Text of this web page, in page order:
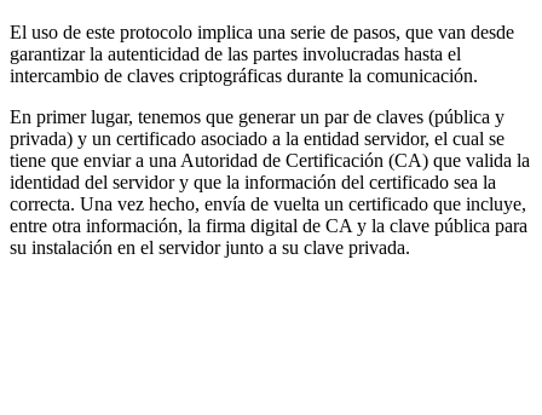
El uso de este protocolo implica una serie de pasos, que van desde
garantizar la autenticidad de las partes involucradas hasta el
intercambio de claves criptográficas durante la comunicación.
En primer lugar, tenemos que generar un par de claves (pública y
privada) y un certificado asociado a la entidad servidor, el cual se
tiene que enviar a una Autoridad de Certificación (CA) que valida la
identidad del servidor y que la información del certificado sea la
correcta. Una vez hecho, envía de vuelta un certificado que incluye,
entre otra información, la firma digital de CA y la clave pública para
su instalación en el servidor junto a su clave privada.